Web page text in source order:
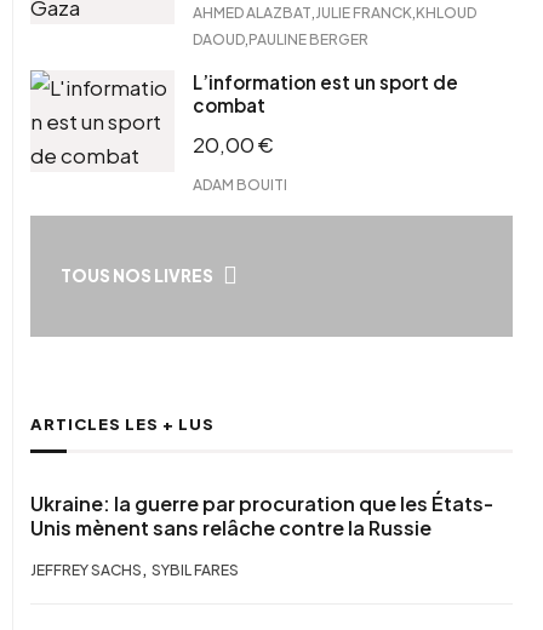
AHMED ALAZBAT,JULIE FRANCK,KHLOUD
DAOUD,PAULINE BERGER
L’information est un sport de
combat
20,00€
ADAM BOUITI
TOUS NOS LIVRES
ARTICLES LES + LUS
Ukraine: la guerre par procuration que les États-
Unis mènent sans relâche contre la Russie
JEFFREY SACHS , SYBIL FARES